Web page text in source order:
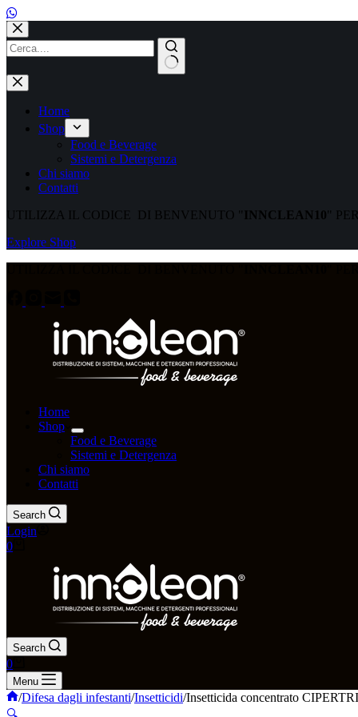
al
contenuto
Nessun
risultato
Home
Shop
Food e Beverage
Sistemi e Detergenza
Chi siamo
Contatti
UTILIZZA IL CODICE DI BENVENUTO " INNCLEAN10"
Explore Shop
Home
Shop
Food e Beverage
Sistemi e Detergenza
Chi siamo
Contatti
Search
Login
Carrello
0
Search
Carrello
0
Menu
Home
/Difesa dagli infestanti/Insetticidi/Insetticida concentrato
🔍